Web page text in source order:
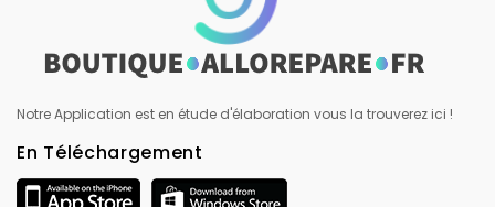
Notre Application est en étude d'élaboration vous la trouverez ici !
En Téléchargement